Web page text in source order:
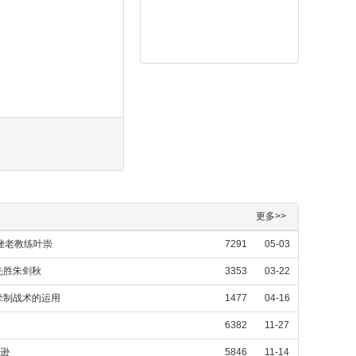
更多>>
老教练叶崇 7291 05-03
胜朱剑秋 3353 03-22
战术的运用 1477 04-16
6382 11-27
5846 11-14